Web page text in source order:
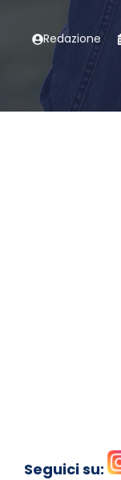
Redazione
Seguici su: